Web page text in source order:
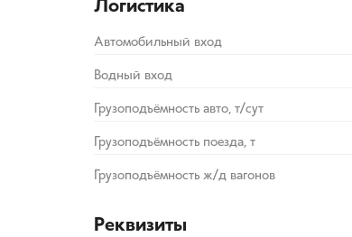
Логистика
Автомобильный вход
Водный вход
Грузоподъёмность авто, т/сут
Грузоподъёмность поезда, т
Грузоподъёмность ж/д вагонов
Реквизиты